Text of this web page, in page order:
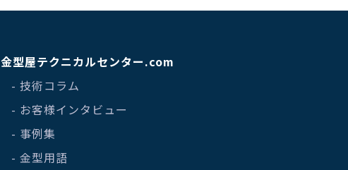
金型屋テクニカルセンター.com
- 技術コラム
- お客様インタビュー
- 事例集
- 金型用語